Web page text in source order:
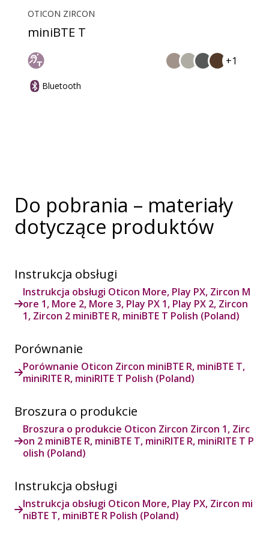
OTICON ZIRCON
miniBTE T
+1
Bluetooth
Do pobrania – materiały
dotyczące produktów
Instrukcja obsługi
Instrukcja obsługi Oticon More, Play PX, Zircon M
ore 1, More 2, More 3, Play PX 1, Play PX 2, Zircon
1, Zircon 2 miniBTE R, miniBTE T Polish (Poland)
Porównanie
Porównanie Oticon Zircon miniBTE R, miniBTE T,
miniRITE R, miniRITE T Polish (Poland)
Broszura o produkcie
Broszura o produkcie Oticon Zircon Zircon 1, Zirc
on 2 miniBTE R, miniBTE T, miniRITE R, miniRITE T P
olish (Poland)
Instrukcja obsługi
Instrukcja obsługi Oticon More, Play PX, Zircon mi
niBTE T, miniBTE R Polish (Poland)